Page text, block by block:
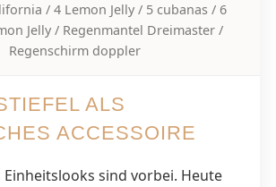
/ 4 Lemon Jelly / 5 cubanas / 6
Jelly / Regenmantel Dreimaster /
Regenschirm doppler
ALS
ACCESSOIRE
Einheitslooks sind vorbei. Heute